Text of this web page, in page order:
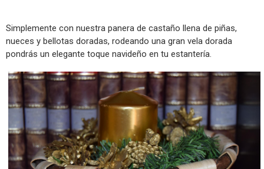
Simplemente con nuestra panera de castaño llena de piñas,
nueces y bellotas doradas, rodeando una gran vela dorada
pondrás un elegante toque navideño en tu estantería.